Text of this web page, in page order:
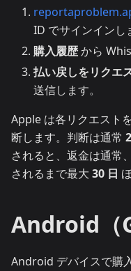
ID でサインインし
購入履歴から
払い戻しをリクエ
送信します。
Apple は各リクエスト
断します。判断は通常
されると、返金は通常
されるまで最大 30 日
Android（
Android デバイスで購